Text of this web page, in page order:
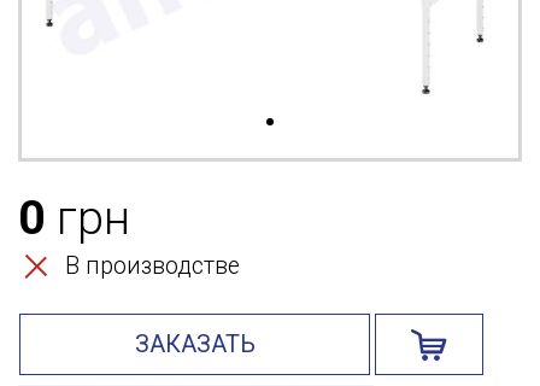
0 грн
В производстве
ЗАКАЗАТЬ